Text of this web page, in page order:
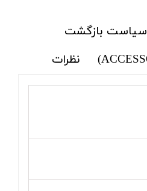
سیاست بازگشت
نظرات